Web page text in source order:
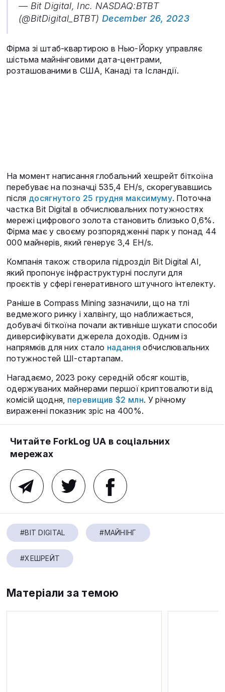
— Bit Digital, Inc. NASDAQ:BTBT
(@BitDigital_BTBT) December 26, 2023
Фірма зі штаб-квартирою в Нью-Йорку управляє
шістьма майнінговими дата-центрами,
розташованими в США, Канаді та Ісландії.
На момент написання глобальний хешрейт біткоїна
перебуває на позначці 535,4 EH/s, скорегувавшись
після досягнутого 25 грудня максимуму. Поточна
частка Bit Digital в обчислювальних потужностях
мережі цифрового золота становить близько 0,6%.
Фірма має у своєму розпорядженні парк у понад 44
000 майнерів, який генерує 3,4 EH/s.
Компанія також створила підрозділ Bit Digital AI,
який пропонує інфраструктурні послуги для
проєктів у сфері генеративного штучного інтелекту.
Раніше в Compass Mining зазначили, що на тлі
ведмежого ринку і халвінгу, що наближається,
добувачі біткоїна почали активніше шукати способи
диверсифікувати джерела доходів. Одним із
напрямків для них стало надання обчислювальних
потужностей ШІ-стартапам.
Нагадаємо, 2023 року середній обсяг коштів,
одержуваних майнерами першої криптовалюти від
комісій щодня, перевищив $2 млн. У річному
вираженні показник зріс на 400%.
Читайте ForkLog UA в соціальних
мережах
#BIT DIGITAL #МАЙНІНГ
#ХЕШРЕЙТ
Матеріали за темою